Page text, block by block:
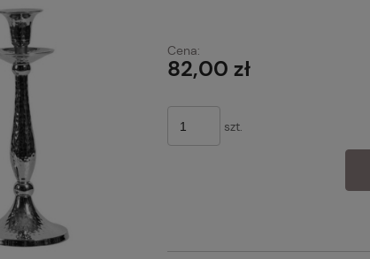
Cena:
82,00 zł
szt.